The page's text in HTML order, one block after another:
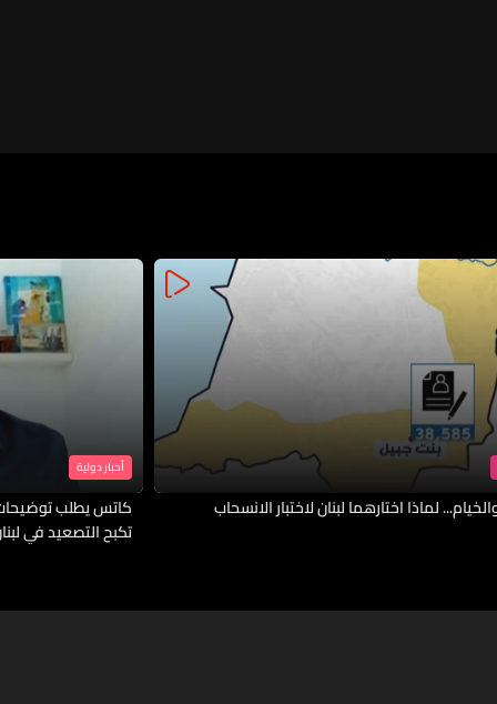
لماذا اختارهما لبنان لاختبار الانسحاب
أخبار دولية
كاتس يطلب
تكبح التصعيد في